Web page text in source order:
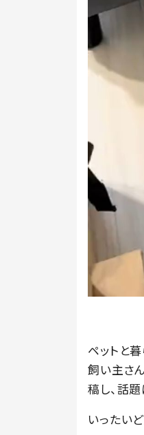
ペットと
飼い主さ
稿し、話
いったい